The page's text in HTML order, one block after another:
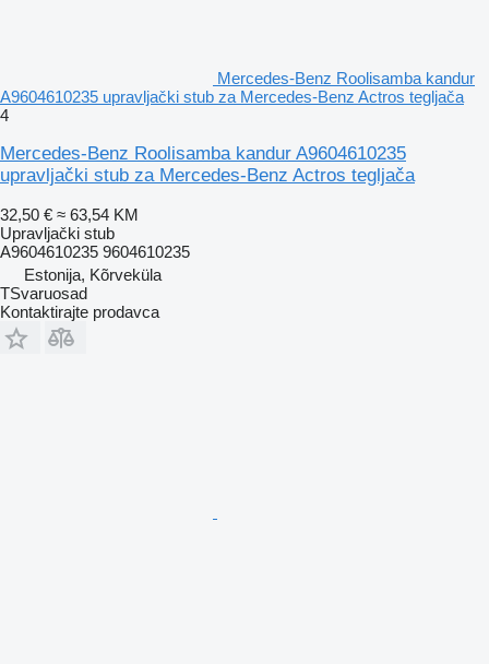
Mercedes-Benz Roolisamba kandur
A9604610235 upravljački stub za Mercedes-Benz Actros tegljača
4
Mercedes-Benz Roolisamba kandur A9604610235
upravljački stub za Mercedes-Benz Actros tegljača
32,50 € ≈ 63,54 KM
Upravljački stub
A9604610235 9604610235
Estonija, Kõrveküla
TSvaruosad
Kontaktirajte prodavca